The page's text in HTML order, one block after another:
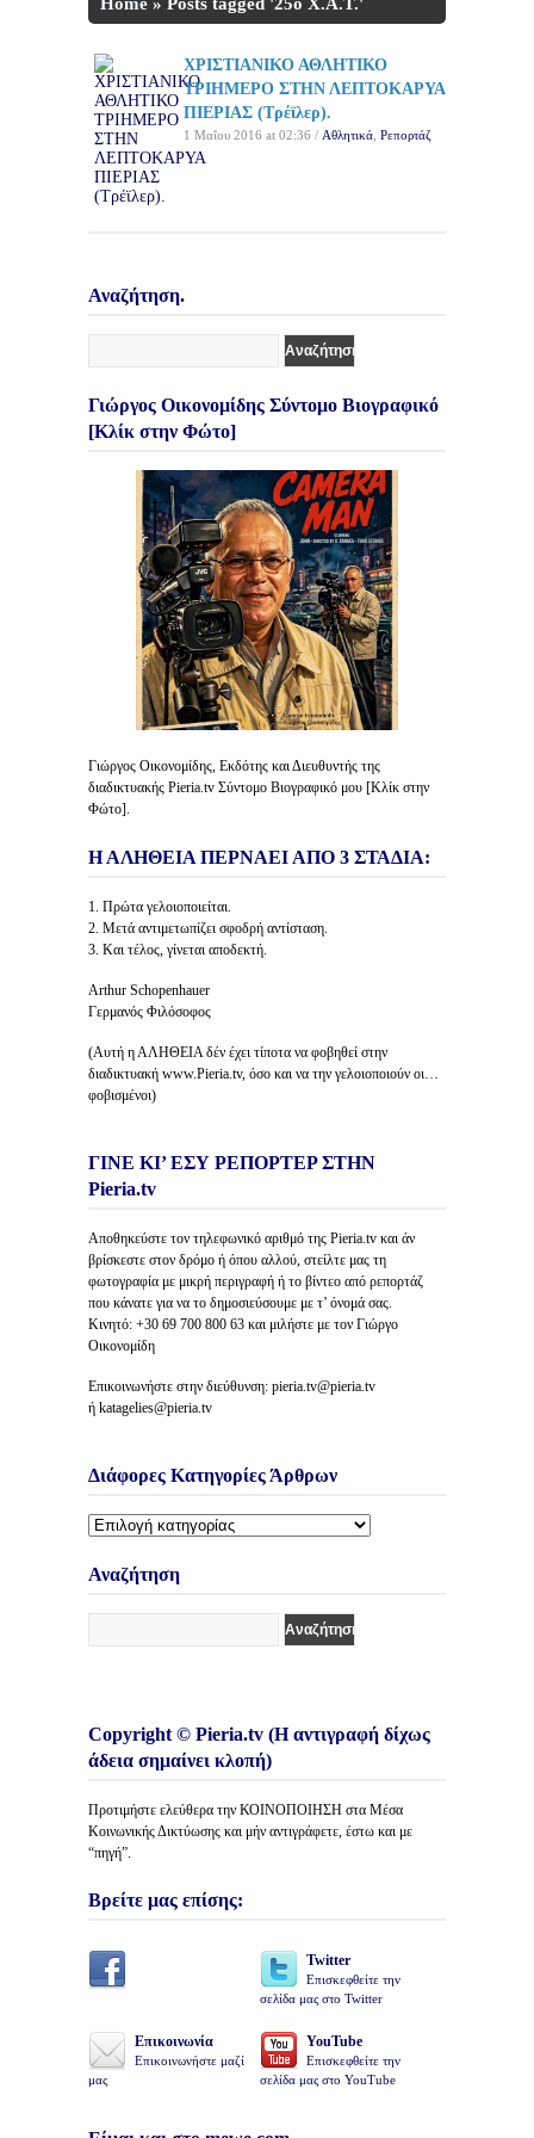
ΧΡΙΣΤΙΑΝΙΚΟ ΑΘΛΗΤΙΚΟ
ΤΡΙΗΜΕΡΟ ΣΤΗΝ ΛΕΠΤΟΚΑΡΥΑ
ΠΙΕΡΙΑΣ (Τρέϊλερ).
1 Μαΐου 2016 at 02:36 / Αθλητικά Ρεπορτάζ
Αναζήτηση.
Γιώργος Οικονομίδης Σύντομο Βιογραφικό
[Κλίκ στην Φώτο]
Γιώργος Οικονομίδης, Εκδότης και Διευθυντής της
διαδικτυακής Pieria.tv Σύντομο Βιογραφικό μου [Κλίκ στην
Φώτο].
Η ΑΛΗΘΕΙΑ ΠΕΡΝΑΕΙ ΑΠΟ 3 ΣΤΑΔΙΑ:
1. Πρώτα γελοιοποιείται.
2. Μετά αντιμετωπίζει σφοδρή αντίσταση.
3. Και τέλος, γίνεται αποδεκτή.
Arthur Schopenhauer
Γερμανός Φιλόσοφος
(Αυτή η ΑΛΗΘΕΙΑ δέν έχει τίποτα να φοβηθεί στην
διαδικτυακή www.Pieria.tv, όσο και να την γελοιοποιούν οι…
φοβισμένοι)
ΓΙΝΕ ΚΙ’ ΕΣΥ ΡΕΠΟΡΤΕΡ ΣΤΗΝ
Pieria.tv
Αποθηκεύστε τον τηλεφωνικό αριθμό της Pieria.tv και άν
βρίσκεστε στον δρόμο ή όπου αλλού, στείλτε μας τη
φωτογραφία με μικρή περιγραφή ή το βίντεο από ρεπορτάζ
που κάνατε για να το δημοσιεύσουμε με τ’ όνομά σας.
Κινητό: +30 69 700 800 63 και μιλήστε με τον Γιώργο
Οικονομίδη
Επικοινωνήστε στην διεύθυνση: pieria.tv@pieria.tv
ή katagelies@pieria.tv
Διάφορες Κατηγορίες Άρθρων
Διάφορες
Άρθρων
Αναζήτηση
Copyright © Pieria.tv (Η αντιγραφή δίχως
άδεια σημαίνει κλοπή)
Προτιμήστε ελεύθερα την ΚΟΙΝΟΠΟΙΗΣΗ στα Μέσα
Κοινωνικής Δικτύωσης και μήν αντιγράφετε, έστω και με
“πηγή”.
Βρείτε μας επίσης:
Twitter
Επισκεφθείτε την
σελίδα μας στο Twitter
Επικοινωνία
Επικοινωνήστε μαζί
μας
YouTube
Επισκεφθείτε την
σελίδα μας στο YouTube